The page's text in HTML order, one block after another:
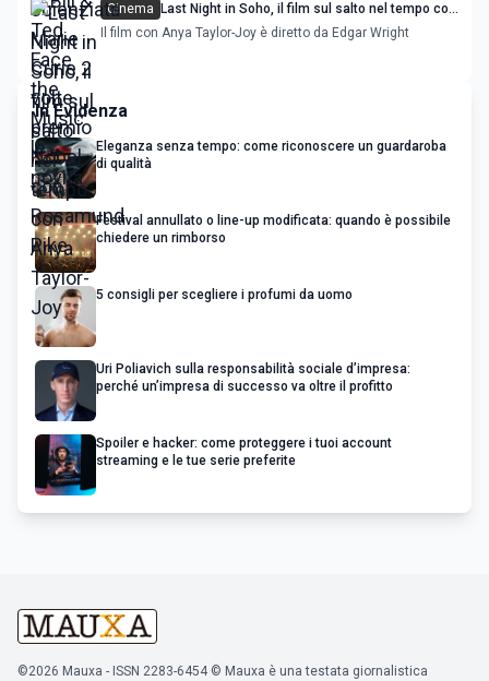
Cinema
Last Night in Soho, il film sul salto nel tempo con
Anya Taylor-Joy
Il film con Anya Taylor-Joy è diretto da Edgar Wright
In Evidenza
Eleganza senza tempo: come riconoscere un guardaroba
di qualità
Festival annullato o line-up modificata: quando è possibile
chiedere un rimborso
5 consigli per scegliere i profumi da uomo
Uri Poliavich sulla responsabilità sociale d’impresa:
perché un’impresa di successo va oltre il profitto
Spoiler e hacker: come proteggere i tuoi account
streaming e le tue serie preferite
©2026 Mauxa - ISSN 2283-6454 © Mauxa è una testata giornalistica